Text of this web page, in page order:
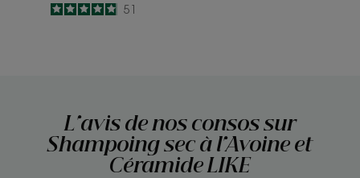
4.9
/
5
51
L'avis de nos consos sur
Shampoing sec à l'Avoine et
Céramide LIKE